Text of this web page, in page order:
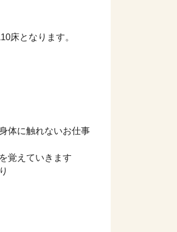
床となります。
体に触れないお仕事
覚えていきます